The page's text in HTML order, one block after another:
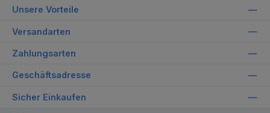
Unsere Vorteile
Versandarten
Zahlungsarten
Geschäftsadresse
Sicher Einkaufen